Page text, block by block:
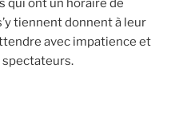
qui ont un horaire de
tiennent donnent à leur
avec impatience et